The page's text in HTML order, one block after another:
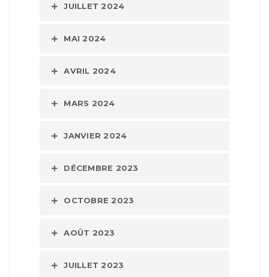
JUILLET 2024
MAI 2024
AVRIL 2024
MARS 2024
JANVIER 2024
DÉCEMBRE 2023
OCTOBRE 2023
AOÛT 2023
JUILLET 2023